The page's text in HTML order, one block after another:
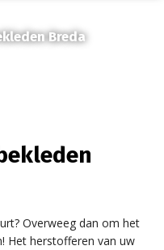
Breda
Overweeg dan om het
Het herstofferen van uw